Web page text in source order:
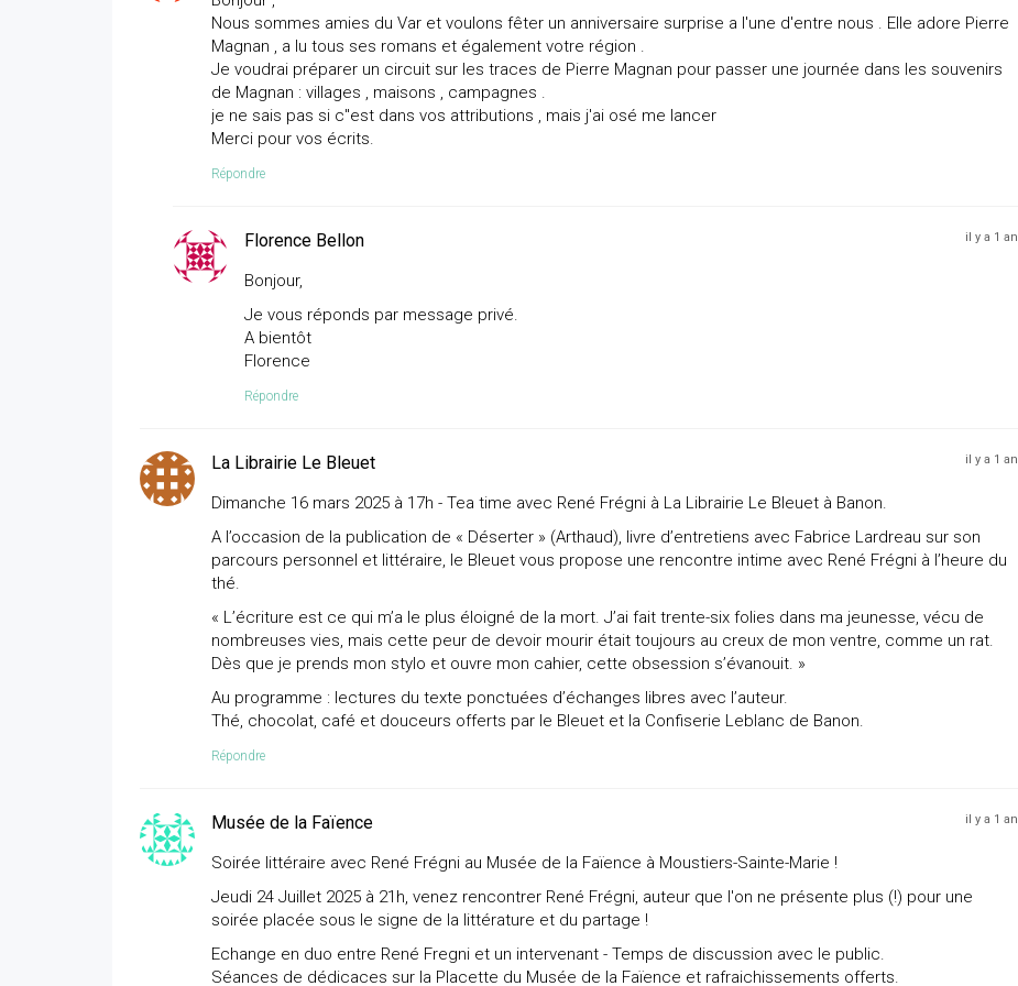
Nous sommes amies du Var et voulons fêter un anniversaire surprise a l'une d'entre nous . Elle adore Pierre
Magnan , a lu tous ses romans et également votre région .
Je voudrai préparer un circuit sur les traces de Pierre Magnan pour passer une journée dans les souvenirs
de Magnan : villages , maisons , campagnes .
je ne sais pas si c''est dans vos attributions , mais j'ai osé me lancer
Merci pour vos écrits.
Répondre
Florence Bellon il y a 1 an
Bonjour,
Je vous réponds par message privé.
A bientôt
Florence
Répondre
La Librairie Le Bleuet il y a 1 an
Dimanche 16 mars 2025 à 17h - Tea time avec René Frégni à La Librairie Le Bleuet à Banon.
A l’occasion de la publication de « Déserter » (Arthaud), livre d’entretiens avec Fabrice Lardreau sur son
parcours personnel et littéraire, le Bleuet vous propose une rencontre intime avec René Frégni à l’heure du
thé.
« L’écriture est ce qui m’a le plus éloigné de la mort. J’ai fait trente-six folies dans ma jeunesse, vécu de
nombreuses vies, mais cette peur de devoir mourir était toujours au creux de mon ventre, comme un rat.
Dès que je prends mon stylo et ouvre mon cahier, cette obsession s’évanouit. »
Au programme : lectures du texte ponctuées d’échanges libres avec l’auteur.
Thé, chocolat, café et douceurs offerts par le Bleuet et la Confiserie Leblanc de Banon.
Répondre
Musée de la Faïence il y a 1 an
Soirée littéraire avec René Frégni au Musée de la Faïence à Moustiers-Sainte-Marie !
Jeudi 24 Juillet 2025 à 21h, venez rencontrer René Frégni, auteur que l'on ne présente plus (!) pour une
soirée placée sous le signe de la littérature et du partage !
Echange en duo entre René Fregni et un intervenant - Temps de discussion avec le public.
Séances de dédicaces sur la Placette du Musée de la Faïence et rafraichissements offerts.